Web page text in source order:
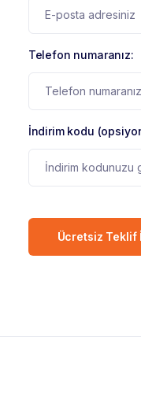
Telefon numaranız:
İndirim kodu
Ücretsiz Teklif